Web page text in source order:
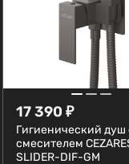
17 390 ₽
Гигиенический душ
смесителем
SLIDER-DIF-GM